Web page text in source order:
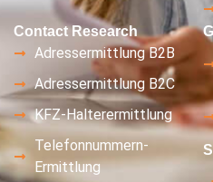
Contact Research
Adressermittlung B2B
Adressermittlung B2C
KFZ-Halterermittlung
Telefonnummern-
Ermittlung